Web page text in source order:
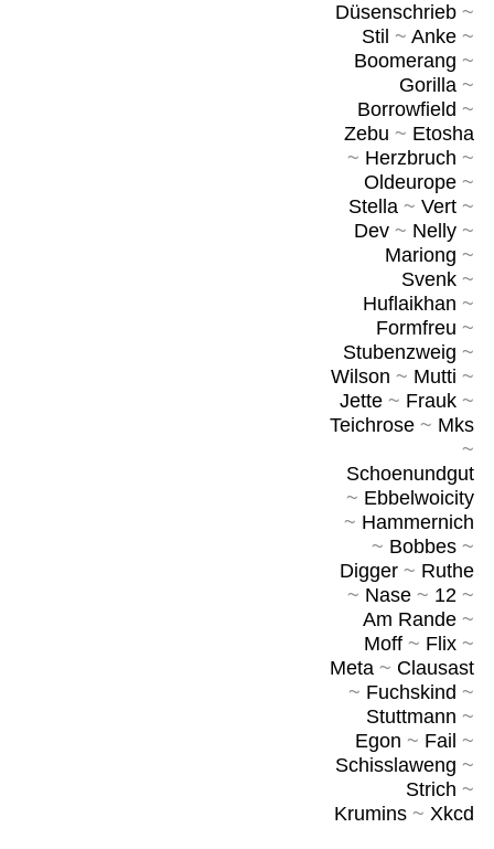
Düsenschrieb~
Stil ~ Anke~
Boomerang ~
Gorilla~
Borrowfield ~
Zebu ~ Etosha
~ Herzbruch ~
Oldeurope~
Stella~ Vert~
Dev~ Nelly~
Mariong ~
Svenk~
Huflaikhan ~
Formfreu ~
Stubenzweig ~
Wilson ~ Mutti ~
Jette~ Frauk~
Teichrose~ Mks
~
Schoenundgut
~ Ebbelwoicity
~ Hammernich
~ Bobbes~
Digger~ Ruthe
~ Nase~ 12~
Am Rande~
Moff~ Flix~
Meta~ Clausast
~ Fuchskind ~
Stuttmann ~
Egon ~ Fail ~
Schisslaweng ~
Strich ~
Krumins~ Xkcd